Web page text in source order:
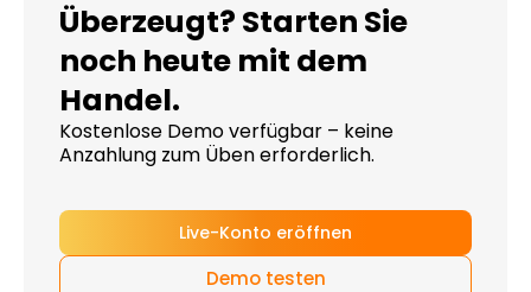
Überzeugt? Starten Sie
noch heute mit dem
Handel.
Kostenlose Demo verfügbar – keine
Anzahlung zum Üben erforderlich.
Live-Konto eröffnen
Demo testen